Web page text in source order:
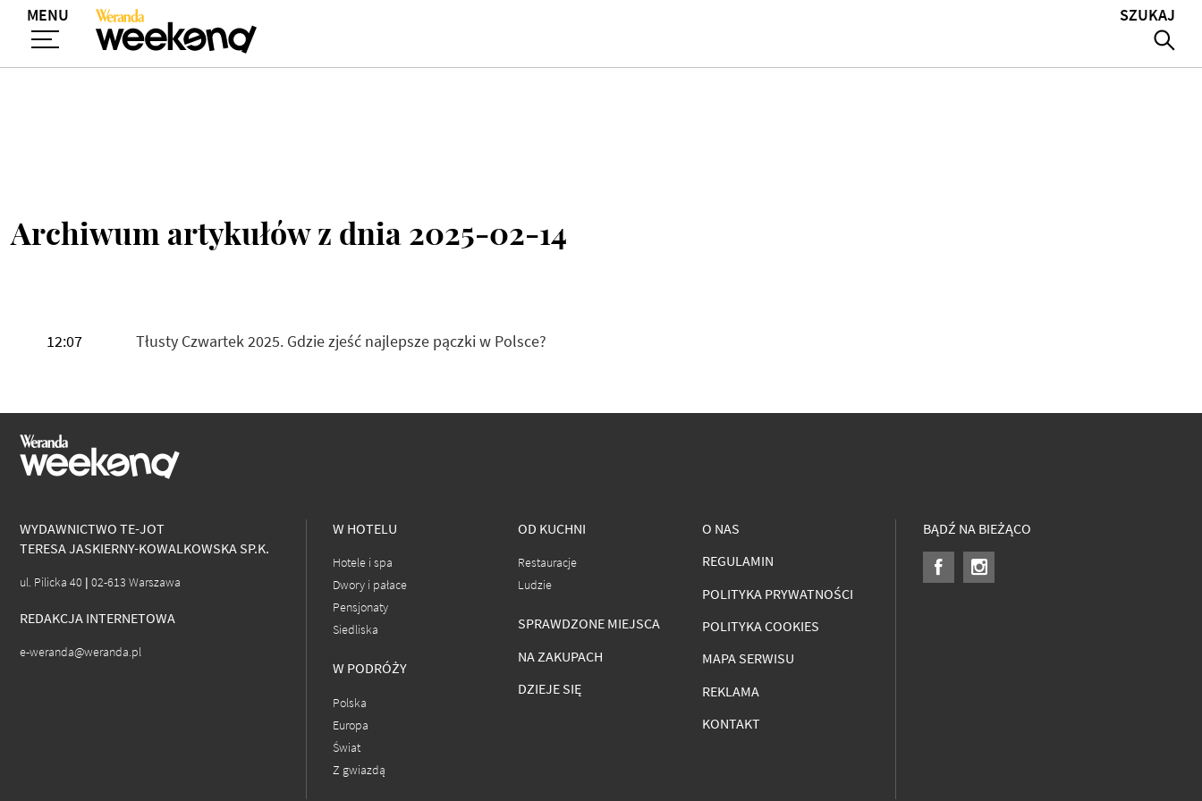
MENU SZUKAJ
Archiwum artykułów z dnia 2025-02-14
12:07 Tłusty Czwartek 2025. Gdzie zjeść najlepsze pączki w Polsce?
WYDAWNICTWO TE-JOT
TERESA JASKIERNY-KOWALKOWSKA SP.K.
ul. Pilicka 40 | 02-613 Warszawa
REDAKCJA INTERNETOWA
e-weranda@weranda.pl
W HOTELU
Hotele i spa
Dwory i pałace
Pensjonaty
Siedliska
W PODRÓŻY
Polska
Europa
Świat
Z gwiazdą
OD KUCHNI
Restauracje
Ludzie
SPRAWDZONE MIEJSCA
NA ZAKUPACH
DZIEJE SIĘ
O NAS
REGULAMIN
POLITYKA PRYWATNOŚCI
POLITYKA COOKIES
MAPA SERWISU
REKLAMA
KONTAKT
BĄDŹ NA BIEŻĄCO